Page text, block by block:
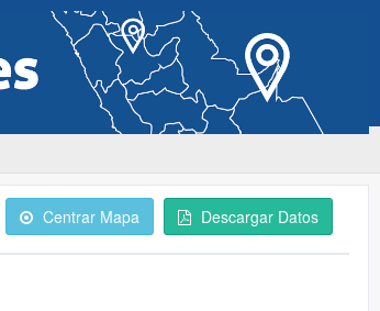
Centrar Mapa Descargar Datos